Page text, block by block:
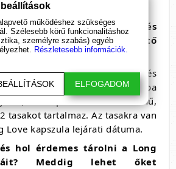
mögött láthat.
a Long Love koraimagömlés
étrend kiegészítő
szerek(korai magömlés
a dobozon belül külön tasakba
a piros-narancs színű,
tasakot tartalmaz. Az tasakra van
Love kapszula lejárati dátuma.
hol érdemes tárolni a Long
Meddig lehet őket
működéshez szükséges
Szélesebb körű funkcionalitáshoz
személyre szabás) egyéb
Részletesebb információk.
ELFOGADOM